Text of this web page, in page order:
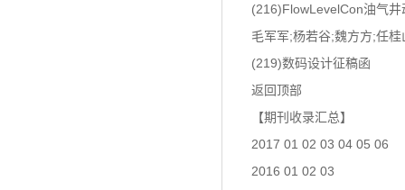
(216)FlowLevelCon油气
毛军军;杨若谷;魏方方;任
(219)数码设计征稿函
返回顶部
【期刊收录汇总】
2017 01 02 03 04 05 06
2016 01 02 03